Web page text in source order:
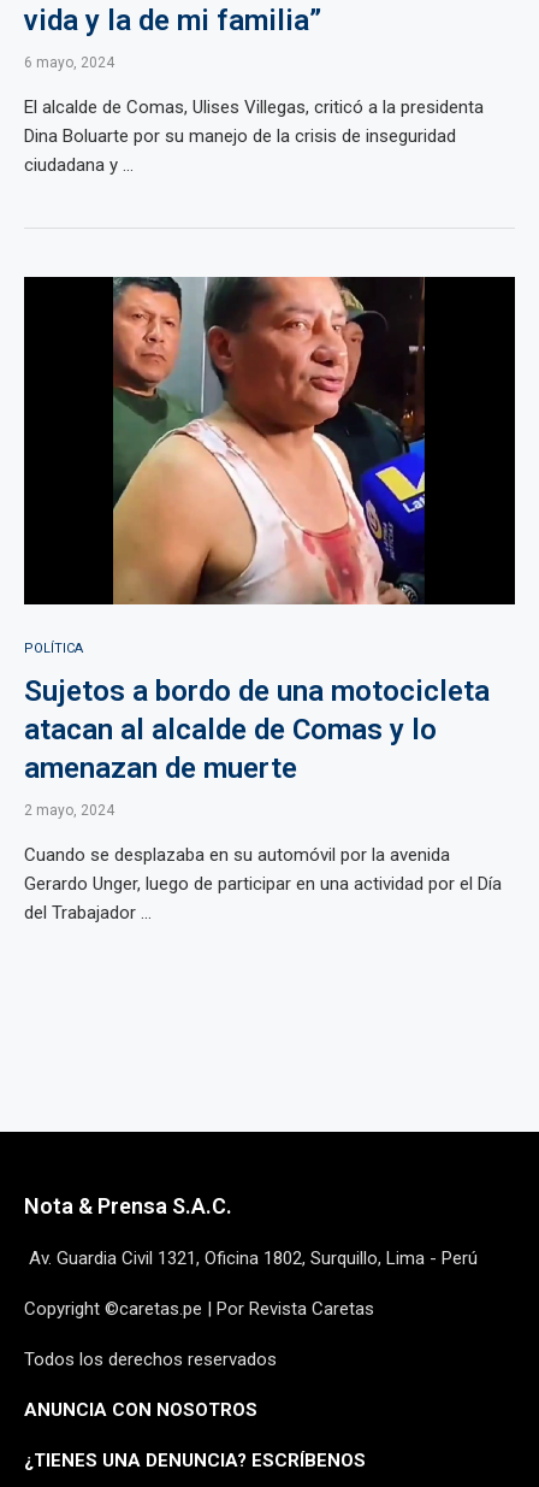
vida y la de mi familia”
6 mayo, 2024
El alcalde de Comas, Ulises Villegas, criticó a la presidenta
Dina Boluarte por su manejo de la crisis de inseguridad
ciudadana y ...
POLÍTICA
Sujetos a bordo de una motocicleta
atacan al alcalde de Comas y lo
amenazan de muerte
2 mayo, 2024
Cuando se desplazaba en su automóvil por la avenida
Gerardo Unger, luego de participar en una actividad por el Día
del Trabajador ...
Nota & Prensa S.A.C.
Av. Guardia Civil 1321, Oficina 1802, Surquillo, Lima - Perú
Copyright ©caretas.pe | Por Revista Caretas
Todos los derechos reservados
ANUNCIA CON NOSOTROS
¿TIENES UNA DENUNCIA? ESCRÍBENOS